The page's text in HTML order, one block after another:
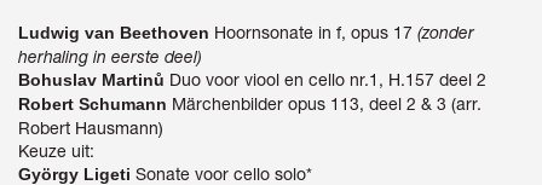
Ludwig van Beethoven Hoornsonate in f, opus 17 (zonder
herhaling in eerste deel)
Bohuslav Martinů Duo voor viool en cello nr.1, H.157 deel 2
Robert Schumann Märchenbilder opus 113, deel 2 & 3 (arr.
Robert Hausmann)
Keuze uit:
György Ligeti Sonate voor cello solo*